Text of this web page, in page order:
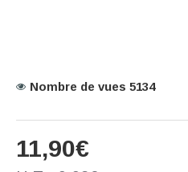
11,90€
Nombre de vues 5134